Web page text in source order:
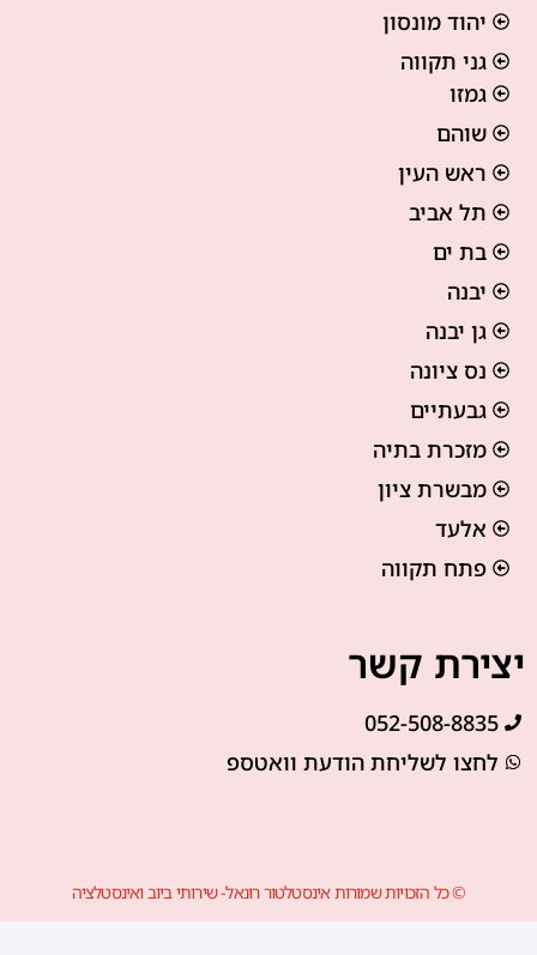
יהוד מונסון
גני תקווה
גמזו
שוהם
ראש העין
תל אביב
בת ים
יבנה
גן יבנה
נס ציונה
גבעתיים
מזכרת בתיה
מבשרת ציון
אלעד
פתח תקווה
יצירת קשר
052-508-8835
לחצו לשליחת הודעת וואטספ
© כל הזכויות שמורות אינסטלטור רונאל- שירותי ביוב ואינסטלציה